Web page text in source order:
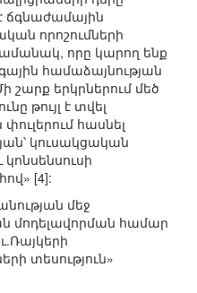
ճգնաժամային
որոշումների
որը կարող ենք
համաձայնության
շարք երկրներում մեծ
թույլ է տվել
հասնել
կուսակցական
[4]:
մեջ
մոդելավորման համար
տեսություն»